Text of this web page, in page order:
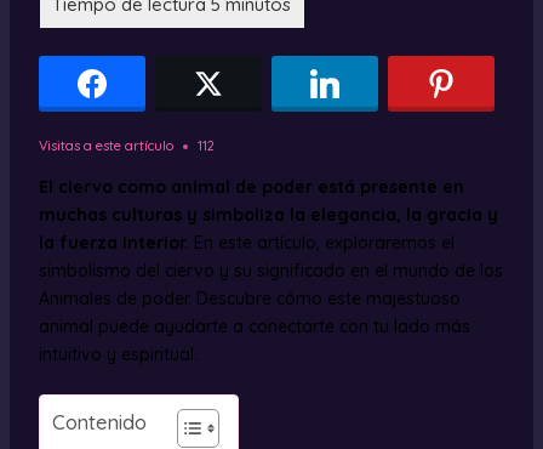
Visitas a este artículo 112
El ciervo como animal de poder está presente en
muchas culturas y simboliza la elegancia, la gracia y
la fuerza interior. En este artículo, exploraremos el
simbolismo del ciervo y su significado en el mundo de los
Animales de poder. Descubre cómo este majestuoso
animal puede ayudarte a conectarte con tu lado más
intuitivo y espiritual.
Contenido